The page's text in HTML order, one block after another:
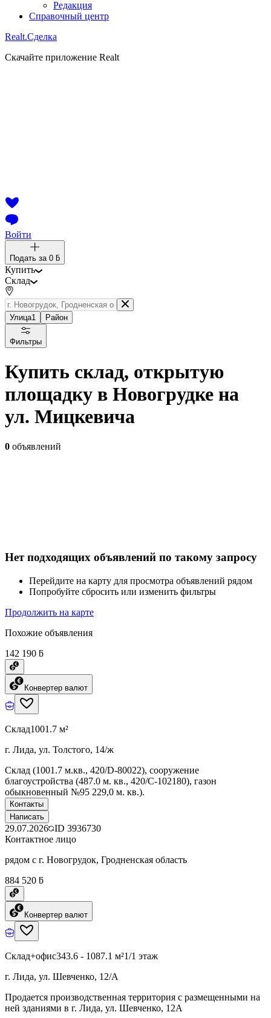
Редакция
Справочный центр
Realt.Сделка
Скачайте приложение Realt
Войти
Подать за 0 ƃ
Купить
Склад
Улица1 Район
Фильтры
Купить склад, открытую
площадку в Новогрудке на
ул. Мицкевича
0 объявлений
Нет подходящих объявлений по такому запросу
Перейдите на карту для просмотра объявлений рядом
Попробуйте сбросить или изменить фильтры
Продолжить на карте
Похожие объявления
142 190 ƃ
Конвертер валют
Склад1001.7 м²
г. Лида, ул. Толстого, 14/ж
Склад (1001.7 м.кв., 420/D-80022), сооружение
благоустройства (487.0 м. кв., 420/C-102180), газон
обыкновенный №95 229,0 м. кв.).
Контакты
Написать
29.07.2026 ID 3936730
Контактное лицо
рядом с г. Новогрудок, Гродненская область
884 520 ƃ
Конвертер валют
Склад+офис343.6 - 1087.1 м²1/1 этаж
г. Лида, ул. Шевченко, 12/А
Продается производственная территория с размещенными на
ней зданиями в г. Лида, ул. Шевченко, 12А